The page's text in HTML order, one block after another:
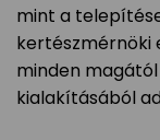
mint a
kertészmérnöki
minden
kialakításából